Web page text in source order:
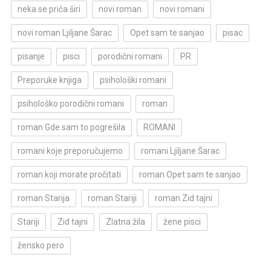
neka se priča širi novi roman novi romani
novi roman Ljiljane Šarac Opet sam te sanjao pisac
pisanje pisci porodični romani PR
Preporuke knjiga psihološki romani
psihološko porodični romani roman
roman Gde sam to pogrešila ROMANI
romani koje preporučujemo romani Ljiljane Šarac
roman koji morate pročitati roman Opet sam te sanjao
roman Starija roman Stariji roman Zid tajni
Stariji Zid tajni Zlatna žila žene pisci
žensko pero